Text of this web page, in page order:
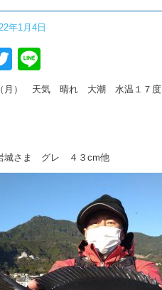
年1月4日
Twitter
月） 天気 晴れ 大潮 水温１７度
城さま グレ ４３cm他